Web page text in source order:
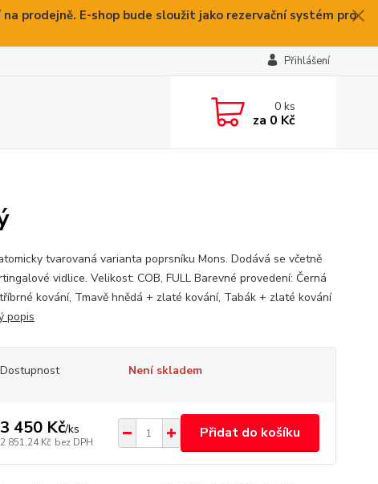
prodejně. E-shop bude sloužit jako rezervační systém pro
Přihlášení
0ks
za 0 Kč
tvarovaná varianta poprsníku Mons. Dodává se včetně
vidlice. Velikost: COB, FULL Barevné provedení: Černá
kování, Tmavě hnědá + zlaté kování, Tabák + zlaté kování
popis
Dostupnost Není skladem
3 450 Kč/ks
2 851,24 Kč bez DPH
Přidat do košíku